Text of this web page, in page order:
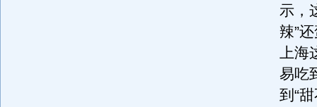
示，
辣”
上海
易吃
到“